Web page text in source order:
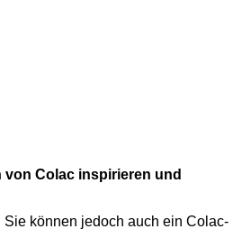
Colac inspirieren und
können jedoch auch ein Colac-